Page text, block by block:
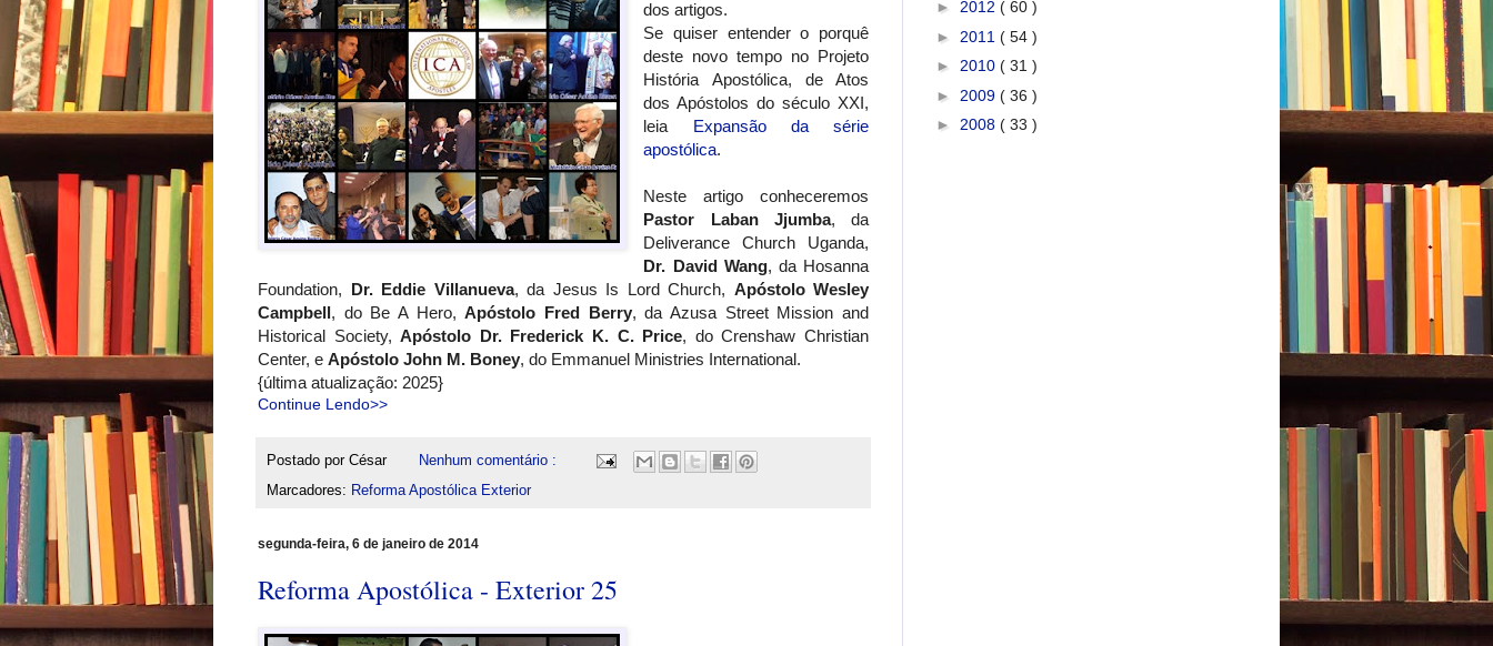
dos artigos.
Se quiser entender o porquê
deste novo tempo no Projeto
História Apostólica, de Atos
dos Apóstolos do século XXI,
leia Expansão da série
apostólica.
Neste artigo conheceremos
Pastor Laban Jjumba, da
Deliverance Church Uganda,
Dr. David Wang, da Hosanna
Foundation, Dr. Eddie Villanueva, da Jesus Is Lord Church, Apóstolo Wesley
Campbell, do Be A Hero,Apóstolo Fred Berry, da Azusa Street Mission and
Historical Society,Apóstolo Dr. Frederick K. C. Price, do Crenshaw Christian
Center, e Apóstolo John M. Boney, do Emmanuel Ministries International.
{última atualização: 2025}
Continue Lendo>>
Postado por César
Nenhum comentário :
Marcadores: Reforma Apostólica Exterior
segunda-feira, 6 de janeiro de 2014
Reforma Apostólica - Exterior 25
► 2012 ( 60 )
► 2011 ( 54 )
► 2010 ( 31 )
► 2009 ( 36 )
► 2008 ( 33 )